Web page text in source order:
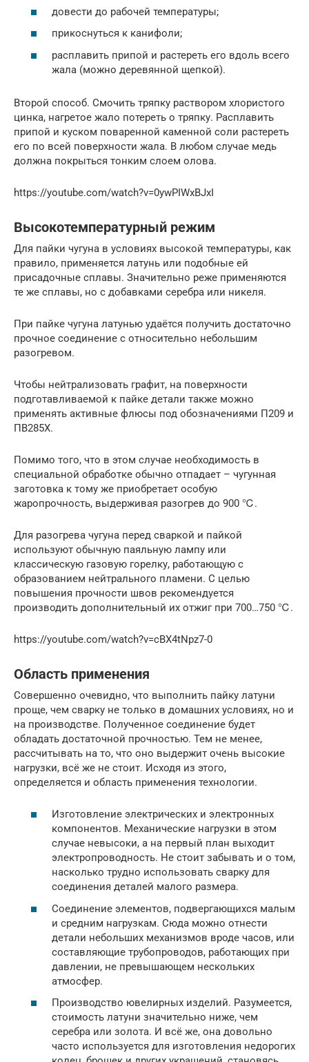
довести до рабочей температуры;
прикоснуться к канифоли;
расплавить припой и растереть его вдоль всего
жала (можно деревянной щепкой).
Второй способ. Смочить тряпку раствором хлористого
цинка, нагретое жало потереть о тряпку. Расплавить
припой и куском поваренной каменной соли растереть
его по всей поверхности жала. В любом случае медь
должна покрыться тонким слоем олова.
https://youtube.com/watch?v=0ywPIWxBJxI
Высокотемпературный режим
Для пайки чугуна в условиях высокой температуры, как
правило, применяется латунь или подобные ей
присадочные сплавы. Значительно реже применяются
те же сплавы, но с добавками серебра или никеля.
При пайке чугуна латунью удаётся получить достаточно
прочное соединение с относительно небольшим
разогревом.
Чтобы нейтрализовать графит, на поверхности
подготавливаемой к пайке детали также можно
применять активные флюсы под обозначениями П209 и
ПВ285Х.
Помимо того, что в этом случае необходимость в
специальной обработке обычно отпадает – чугунная
заготовка к тому же приобретает особую
жаропрочность, выдерживая разогрев до 900 ℃.
Для разогрева чугуна перед сваркой и пайкой
используют обычную паяльную лампу или
классическую газовую горелку, работающую с
образованием нейтрального пламени. С целью
повышения прочности швов рекомендуется
производить дополнительный их отжиг при 700…750 ℃.
https://youtube.com/watch?v=cBX4tNpz7-0
Область применения
Совершенно очевидно, что выполнить пайку латуни
проще, чем сварку не только в домашних условиях, но и
на производстве. Полученное соединение будет
обладать достаточной прочностью. Тем не менее,
рассчитывать на то, что оно выдержит очень высокие
нагрузки, всё же не стоит. Исходя из этого,
определяется и область применения технологии.
Изготовление электрических и электронных
компонентов. Механические нагрузки в этом
случае невысоки, а на первый план выходит
электропроводность. Не стоит забывать и о том,
насколько трудно использовать сварку для
соединения деталей малого размера.
Соединение элементов, подвергающихся малым
и средним нагрузкам. Сюда можно отнести
детали небольших механизмов вроде часов, или
составляющие трубопроводов, работающих при
давлении, не превышающем нескольких
атмосфер.
Производство ювелирных изделий. Разумеется,
стоимость латуни значительно ниже, чем
серебра или золота. И всё же, она довольно
часто используется для изготовления недорогих